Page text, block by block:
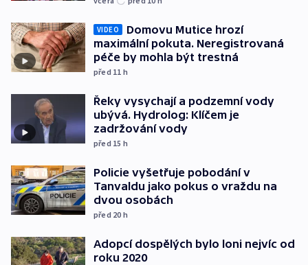
VIDEO
Domovu Mutice hrozí
maximální pokuta. Neregistrovaná
péče by mohla být trestná
před 11 h
Řeky vysychají a podzemní vody
ubývá. Hydrolog: Klíčem je
zadržování vody
před 15 h
Policie vyšetřuje pobodání v
Tanvaldu jako pokus o vraždu na
dvou osobách
před 20 h
Adopcí dospělých bylo loni nejvíc od
roku 2020